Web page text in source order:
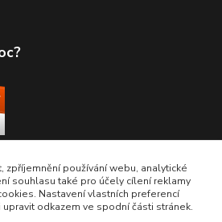
zpříjemnění používání webu, analytické
souhlasu také pro účely cílení reklamy
Nastavení vlastních preferencí
odkazem ve spodní části stránek.